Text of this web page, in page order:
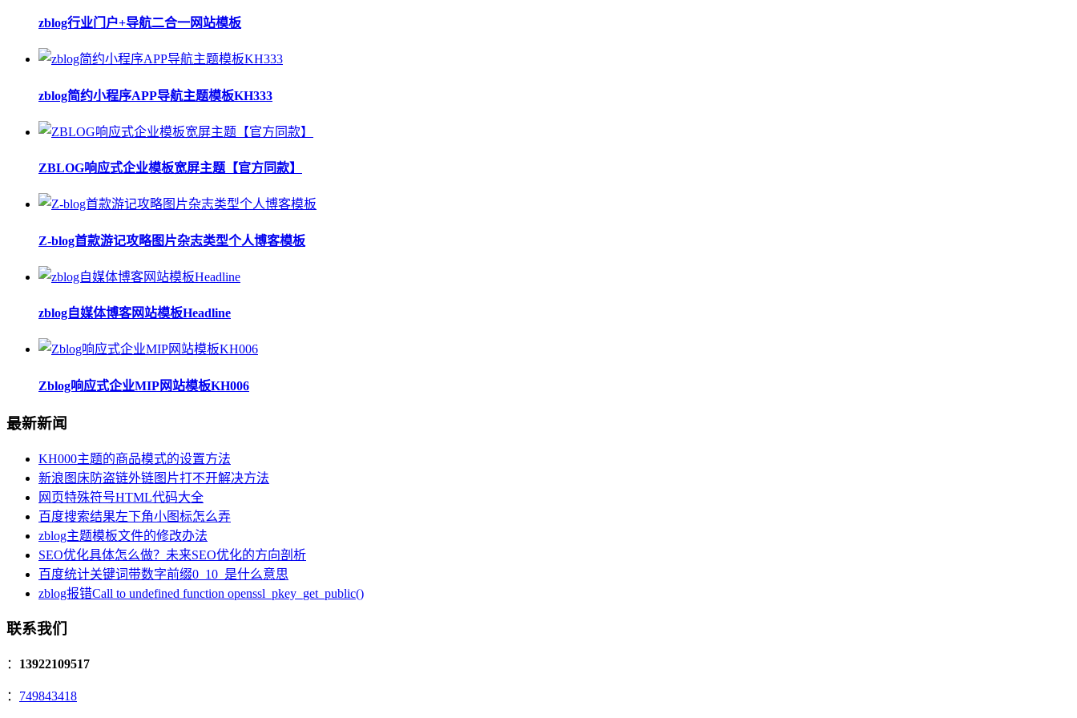
zblog行业门户+导航二合一网站模板
zblog简约小程序APP导航主题模板KH333
ZBLOG响应式企业模板宽屏主题【官方同款】
Z-blog首款游记攻略图片杂志类型个人博客模板
zblog自媒体博客网站模板Headline
Zblog响应式企业MIP网站模板KH006
最新新闻
KH000主题的商品模式的设置方法
新浪图床防盗链外链图片打不开解决方法
网页特殊符号HTML代码大全
百度搜索结果左下角小图标怎么弄
zblog主题模板文件的修改办法
SEO优化具体怎么做？未来SEO优化的方向剖析
百度统计关键词带数字前缀0_10_是什么意思
zblog报错Call to undefined function openssl_pkey_get_public()
联系我们
： 13922109517
： 749843418